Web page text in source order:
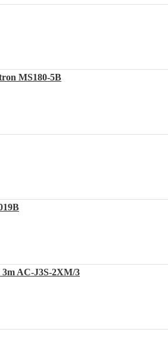
MS180-5B
AC-J3S-2XM/3